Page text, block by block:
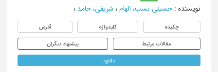
نویسنده : حسینی نسب، الهام ؛ شریفی، حامد ؛
چکیده کلیدواژه آدرس
مقالات مرتبط پیشنهاد دیگران
دانلود